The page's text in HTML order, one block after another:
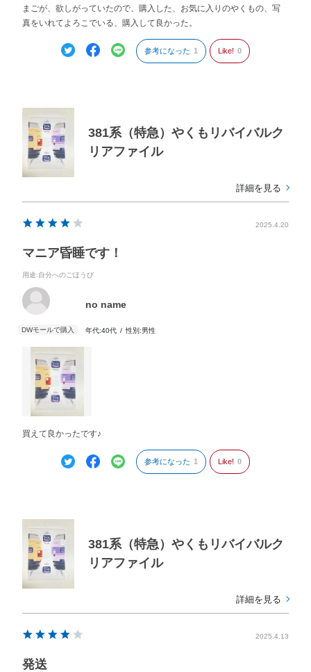
まごが、欲しがっていたので、購入した、お気に入りのやくもの、写
真をいれてよろこでいる、購入して良かった。
参考になった 1 Like! 0
381系（特急）やくもリバイバルク
リアファイル
詳細を見る
2025.4.20
マニア昏睡です！
用途:自分へのごほうび
no name
年代:40代 性別:男性
買えて良かったです♪
参考になった 1 Like! 0
381系（特急）やくもリバイバルク
リアファイル
詳細を見る
2025.4.13
発送